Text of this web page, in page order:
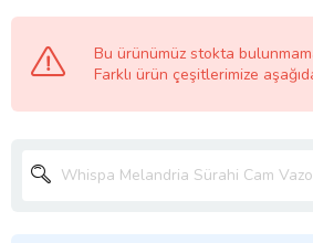
Bu ürünümüz stokta
Farklı ürün çeşitlerimize